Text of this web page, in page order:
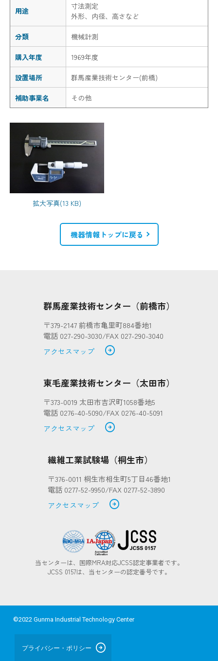
用途
寸法測定
外形、内径、高さなど
分類 機械計測
購入年度 1969年度
設置場所 群馬産業技術センター(前橋)
補助事業名 その他
拡大写真(13 KB)
機器情報トップに戻る
群馬産業技術センター（前橋市）
〒379-2147 前橋市亀里町884番地1
電話 027-290-3030/FAX 027-290-3040
アクセスマップ
arrow_circle_right
東毛産業技術センター（太田市）
〒373-0019 太田市吉沢町1058番地5
電話 0276-40-5090/FAX 0276-40-5091
アクセスマップ
arrow_circle_right
繊維工業試験場（桐生市）
〒376-0011 桐生市相生町5丁目46番地1
電話 0277-52-9950/FAX 0277-52-3890
アクセスマップ
arrow_circle_right
当センターは、国際MRA対応JCSS認定事業者です。
JCSS 0157は、当センターの認定番号です。
©2022 Gunma Industrial Technology Center
プライバシー・ポリシー arrow_circle_right